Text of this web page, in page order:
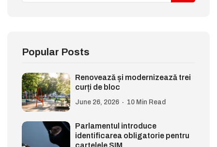
Popular Posts
Renovează și modernizează trei
curți de bloc
June 26, 2026 10 Min Read
Parlamentul introduce
identificarea obligatorie pentru